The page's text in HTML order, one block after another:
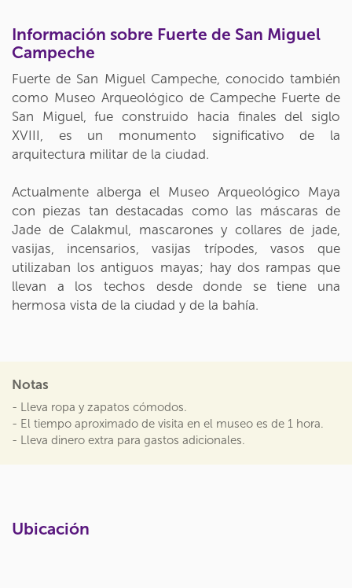
Información sobre Fuerte de San Miguel
Campeche
Fuerte de San Miguel Campeche, conocido también
como Museo Arqueológico de Campeche Fuerte de
San Miguel, fue construido hacia finales del siglo
XVIII, es un monumento significativo de la
arquitectura militar de la ciudad.
Actualmente alberga el Museo Arqueológico Maya
con piezas tan destacadas como las máscaras de
Jade de Calakmul, mascarones y collares de jade,
vasijas, incensarios, vasijas trípodes, vasos que
utilizaban los antiguos mayas; hay dos rampas que
llevan a los techos desde donde se tiene una
hermosa vista de la ciudad y de la bahía.
Notas
- Lleva ropa y zapatos cómodos.
- El tiempo aproximado de visita en el museo es de 1 hora.
- Lleva dinero extra para gastos adicionales.
Ubicación